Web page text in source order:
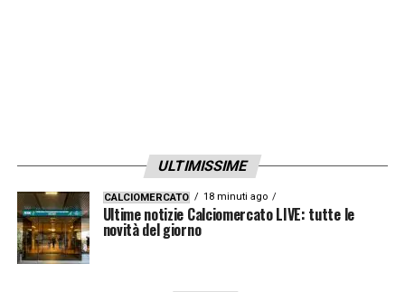
ULTIMISSIME
CALCIOMERCATO 18 minuti ago
Ultime notizie Calciomercato LIVE: tutte le
novità del giorno